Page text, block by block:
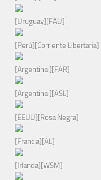
[Uruguay][FAU]
[Perú][Corriente Libertaria]
[Argentina ][FAR]
[Argentina ][ASL]
[EEUU][Rosa Negra]
[Francia][AL]
[Irlanda][WSM]